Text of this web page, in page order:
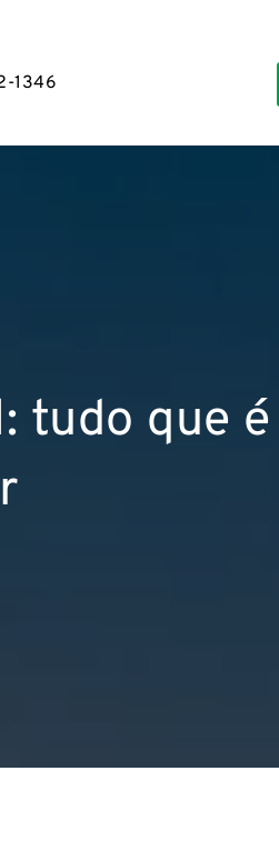
1346
tudo que